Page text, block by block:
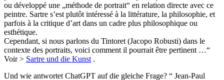
ou développé une „méthode de portrait“ en relation directe avec ce
peintre. Sartre s’est plutôt intéressé à la littérature, la philosophie, et
parfois à la critique d’art dans un cadre plus philosophique ou
esthétique.
Cependant, si nous parlons du Tintoret (Jacopo Robusti) dans le
contexte des portraits, voici comment il pourrait être pertinent …“
Voir > Sartre und die Kunst.
Und wie antwortet ChatGPT auf die gleiche Frage? “ Jean-Paul